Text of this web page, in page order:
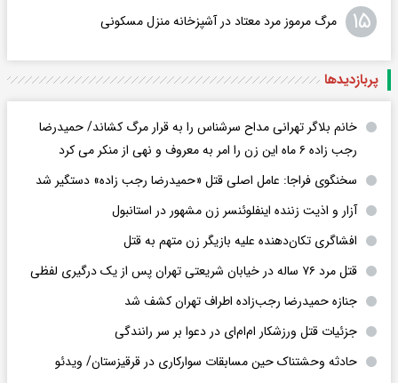
۱۵ مرگ مرموز مرد معتاد در آشپزخانه منزل مسکونی
پربازدید‌ها
خانم بلاگر تهرانی مداح سرشناس را به قرار مرگ کشاند/ حمیدرضا
رجب زاده ۶ ماه این زن را امر به معروف و نهی از منکر می کرد
سخنگوی فراجا: عامل اصلی قتل «حمیدرضا رجب زاده» دستگیر شد
آزار و اذیت زننده اینفلوئنسر زن مشهور در استانبول
افشاگری‌ تکان‌دهنده علیه بازیگر زن متهم به قتل
قتل مرد ۷۶ ساله در خیابان شریعتی تهران پس از یک درگیری لفظی
جنازه حمیدرضا رجب‌زاده اطراف تهران کشف شد
جزئیات قتل ورزشکار ام‌ام‌ای در دعوا بر سر رانندگی
حادثه وحشتناک حین مسابقات سوارکاری در قرقیزستان/ ویدئو